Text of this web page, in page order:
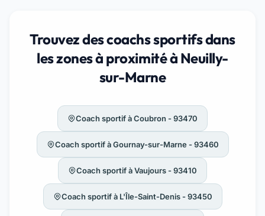
Trouvez des coachs sportifs dans
les zones à proximité à Neuilly-
sur-Marne
Coach sportif à Coubron - 93470
Coach sportif à Gournay-sur-Marne - 93460
Coach sportif à Vaujours - 93410
Coach sportif à L'Île-Saint-Denis - 93450